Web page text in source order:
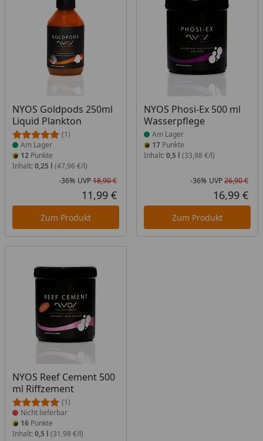
NYOS Goldpods 250ml
Liquid Plankton
(1)
Produkt am Lager
Am Lager
12 Punkte
Inhalt: 0,25 l (47,96 €/l)
Rabatt in Prozent
-36%
Ursprünglicher Preis
UVP18,90 €
Aktueller Preis
11,99 €
Zum Produkt
NYOS Phosi-Ex 500 ml
Wasserpflege
Produkt am Lager
Am Lager
17Punkte
Inhalt: 0,5 l (33,98 €/l)
-36% UVP26,90 €
16,99 €
Zum Produkt
NYOS Reef Cement 500
ml Riffzement
(1)
Produkt nicht lieferbar
Nicht lieferbar
16 Punkte
Inhalt: 0,5 l (31,98 €/l)